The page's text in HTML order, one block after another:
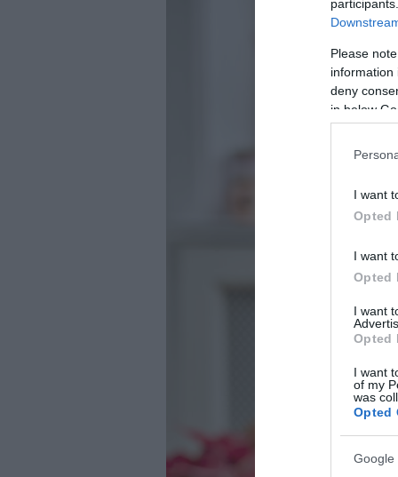
Please
information
deny
in below
I want
Opted
I want
Opted
I want
Opted
I want
of my
was
Opted
Google